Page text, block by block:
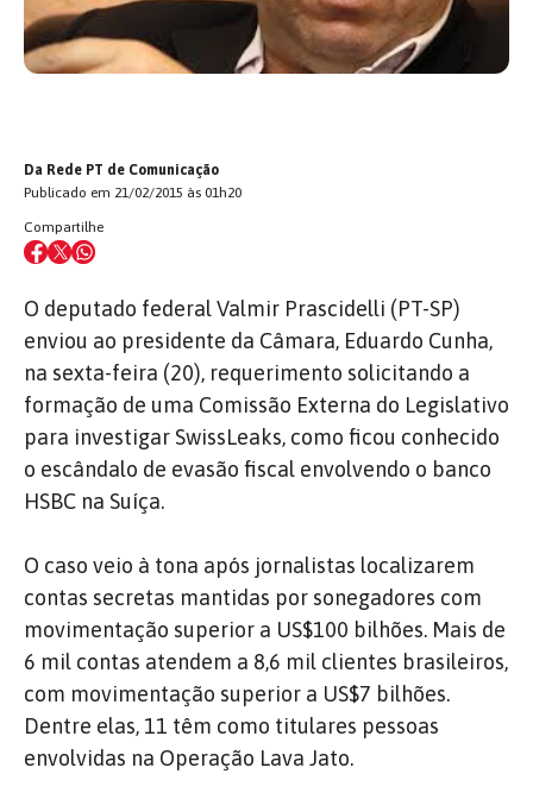
Da Rede PT de Comunicação
Publicado em 21/02/2015 às 01h20
Compartilhe
O deputado federal Valmir Prascidelli (PT-SP)
enviou ao presidente da Câmara, Eduardo Cunha,
na sexta-feira (20), requerimento solicitando a
formação de uma Comissão Externa do Legislativo
para investigar SwissLeaks, como ficou conhecido
o escândalo de evasão fiscal envolvendo o banco
HSBC na Suíça.
O caso veio à tona após jornalistas localizarem
contas secretas mantidas por sonegadores com
movimentação superior a US$100 bilhões. Mais de
6 mil contas atendem a 8,6 mil clientes brasileiros,
com movimentação superior a US$7 bilhões.
Dentre elas, 11 têm como titulares pessoas
envolvidas na Operação Lava Jato.